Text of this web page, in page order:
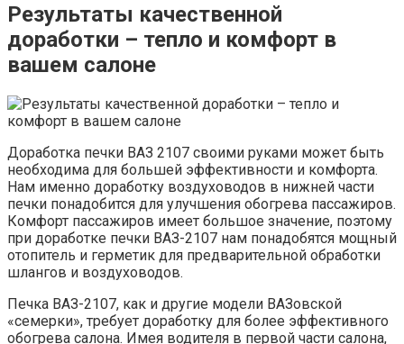
Результаты качественной
доработки – тепло и комфорт в
вашем салоне
Доработка печки ВАЗ 2107 своими руками может быть
необходима для большей эффективности и комфорта.
Нам именно доработку воздуховодов в нижней части
печки понадобится для улучшения обогрева пассажиров.
Комфорт пассажиров имеет большое значение, поэтому
при доработке печки ВАЗ-2107 нам понадобятся мощный
отопитель и герметик для предварительной обработки
шлангов и воздуховодов.
Печка ВАЗ-2107, как и другие модели ВАЗовской
«семерки», требует доработку для более эффективного
обогрева салона. Имея водителя в первой части салона,